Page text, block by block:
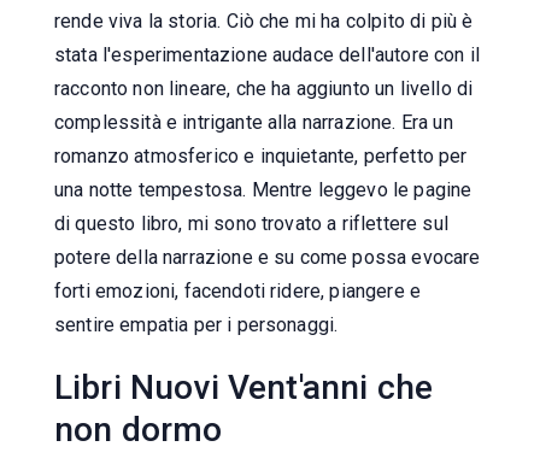
rende viva la storia. Ciò che mi ha colpito di più è
stata l'esperimentazione audace dell'autore con il
racconto non lineare, che ha aggiunto un livello di
complessità e intrigante alla narrazione. Era un
romanzo atmosferico e inquietante, perfetto per
una notte tempestosa. Mentre leggevo le pagine
di questo libro, mi sono trovato a riflettere sul
potere della narrazione e su come possa evocare
forti emozioni, facendoti ridere, piangere e
sentire empatia per i personaggi.
Libri Nuovi Vent'anni che
non dormo